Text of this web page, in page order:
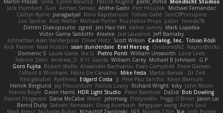
Martin Pražák Sofia Cyrille Maurice Patrick Nugent penti_mmd Mondlicht Studios
Jack Humbert Gun Arman Sernaz Atdhe Gashi Petr Hloušek
Michael Fernandez
Caitlyn Byrne paragsatyal Nino Kapetanovic Tobias Gallé SonOfPorcupine
Leo Santos Rob Waller Michael Porter Puzzlebox Props Justin
honda78
Dimitri Diakopoulos zgred Jen Hao Yeh esther carney Mark Lopatka
Victor Gama Sabbithi Alexlee Jed Laurance Jeff Barnaby
Johnathan Alan Vanderpool Oliver Hotz Scott Wilson Cadalog, Inc. Tobias Rösli
Rick Palmer Neal Huston sean dunderdale Erel Herzog OroborosNZ RaptorBricks
Domenic S Laura Ganis Ike Li Pietro Ponti William Unsworth Lorie Loeb
Fabrice Zaini Andrew_D R.H. García William Carey Michael B Johnson
G.P
Goro Fujita Robert Wallis Alexander Bachvarov Evan Campbell Rene Gansen
Clifford A Worsham Fábio De Carvalho Mike Festa Martin Banak - Dr Zed
fred gissubel Ayetheist Edgard Costa JJ Pere Pau Sancho Kevin Barnum
Henrik Berglund Jay Piboontum Patrick Lowry Richard Wright kiky John Moon
Francis Boyle Devin Harris HDR Light Studio Peter Baintner Da5id Bob Dowling
Daniel Fitzgerald Dana McCabe Miket jehrmaig f1rstpers0n Peggy O'Brien Jason Lai
Bernd Dully Satoshi Yamasaki Doug Auerbach fengquan wang Aeon Soul
Mark Krenz Nicholas Rubin Krzysztof Zwolinski JG3 Nicolas Côté V-o Josh Purple